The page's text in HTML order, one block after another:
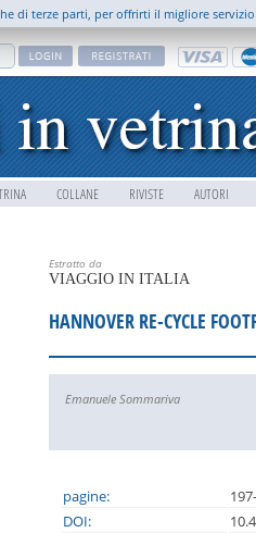
COLLANE RIVISTE AUTORI
di terze parti, per offrirti il migliore
Estratto da
VIAGGIO IN ITALIA
HANNOVER RE-CYCLE
Emanuele Sommariva
pagine:
DOI: